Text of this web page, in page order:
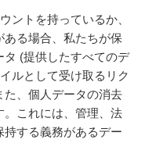
ントを持っているか、
る場合、私たちが保
(提供したすべてのデ
ルとして受け取るリク
た、個人データの消去
。これには、管理、法
する義務があるデー